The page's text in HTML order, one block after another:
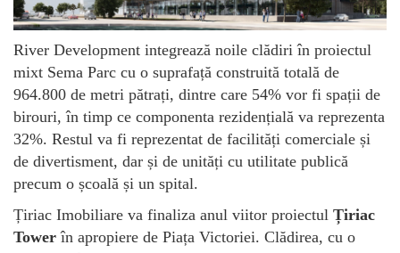
River Development integrează noile clădiri în proiectul
mixt Sema Parc cu o suprafață construită totală de
964.800 de metri pătrați, dintre care 54% vor fi spații de
birouri, în timp ce componenta rezidențială va reprezenta
32%. Restul va fi reprezentat de facilități comerciale și
de divertisment, dar și de unități cu utilitate publică
precum o școală și un spital.
Țiriac Imobiliare va finaliza anul viitor proiectul Țiriac
Tower în apropiere de Piața Victoriei. Clădirea, cu o